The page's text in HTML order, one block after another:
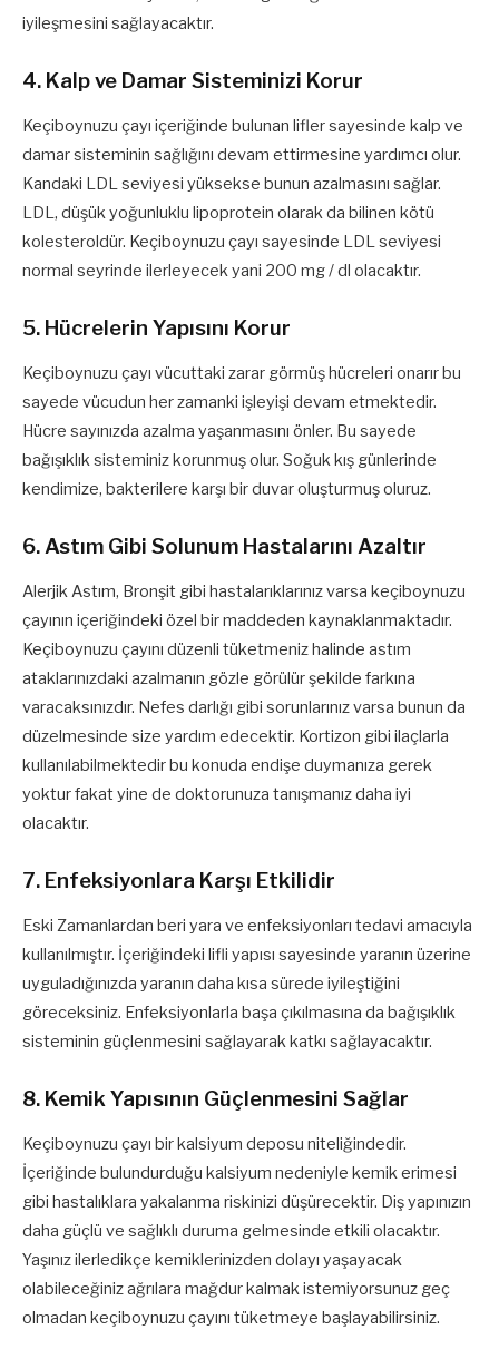
iyileşmesini sağlayacaktır.
4. Kalp ve Damar Sisteminizi Korur
Keçiboynuzu çayı içeriğinde bulunan lifler sayesinde kalp ve
damar sisteminin sağlığını devam ettirmesine yardımcı olur.
Kandaki LDL seviyesi yüksekse bunun azalmasını sağlar.
LDL, düşük yoğunluklu lipoprotein olarak da bilinen kötü
kolesteroldür. Keçiboynuzu çayı sayesinde LDL seviyesi
normal seyrinde ilerleyecek yani 200 mg / dl olacaktır.
5. Hücrelerin Yapısını Korur
Keçiboynuzu çayı vücuttaki zarar görmüş hücreleri onarır bu
sayede vücudun her zamanki işleyişi devam etmektedir.
Hücre sayınızda azalma yaşanmasını önler. Bu sayede
bağışıklık sisteminiz korunmuş olur. Soğuk kış günlerinde
kendimize, bakterilere karşı bir duvar oluşturmuş oluruz.
6. Astım Gibi Solunum Hastalarını Azaltır
Alerjik Astım, Bronşit gibi hastalarıklarınız varsa keçiboynuzu
çayının içeriğindeki özel bir maddeden kaynaklanmaktadır.
Keçiboynuzu çayını düzenli tüketmeniz halinde astım
ataklarınızdaki azalmanın gözle görülür şekilde farkına
varacaksınızdır. Nefes darlığı gibi sorunlarınız varsa bunun da
düzelmesinde size yardım edecektir. Kortizon gibi ilaçlarla
kullanılabilmektedir bu konuda endişe duymanıza gerek
yoktur fakat yine de doktorunuza tanışmanız daha iyi
olacaktır.
7. Enfeksiyonlara Karşı Etkilidir
Eski Zamanlardan beri yara ve enfeksiyonları tedavi amacıyla
kullanılmıştır. İçeriğindeki lifli yapısı sayesinde yaranın üzerine
uyguladığınızda yaranın daha kısa sürede iyileştiğini
göreceksiniz. Enfeksiyonlarla başa çıkılmasına da bağışıklık
sisteminin güçlenmesini sağlayarak katkı sağlayacaktır.
8. Kemik Yapısının Güçlenmesini Sağlar
Keçiboynuzu çayı bir kalsiyum deposu niteliğindedir.
İçeriğinde bulundurduğu kalsiyum nedeniyle kemik erimesi
gibi hastalıklara yakalanma riskinizi düşürecektir. Diş yapınızın
daha güçlü ve sağlıklı duruma gelmesinde etkili olacaktır.
Yaşınız ilerledikçe kemiklerinizden dolayı yaşayacak
olabileceğiniz ağrılara mağdur kalmak istemiyorsunuz geç
olmadan keçiboynuzu çayını tüketmeye başlayabilirsiniz.